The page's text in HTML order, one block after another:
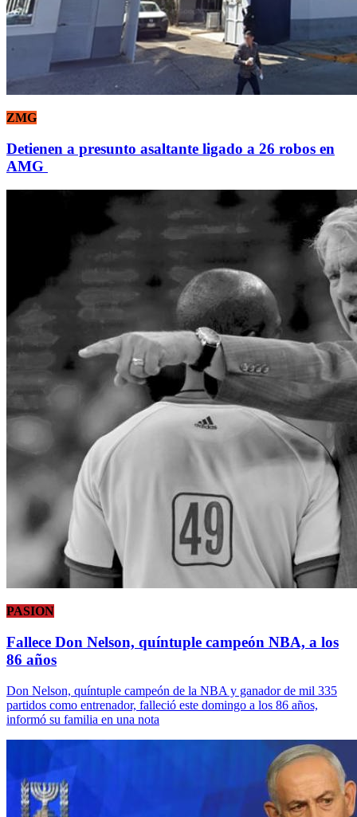
ZMG
Detienen a presunto asaltante ligado a 26 robos en
AMG
PASION
Fallece Don Nelson, quíntuple campeón NBA, a los
86 años
Don Nelson, quíntuple campeón de la NBA y ganador de mil 335
partidos como entrenador, falleció este domingo a los 86 años,
informó su familia en una nota